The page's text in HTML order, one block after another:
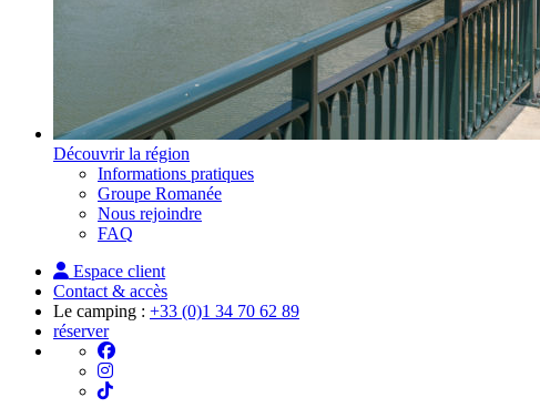
Découvrir la région
Informations pratiques
Groupe Romanée
Nous rejoindre
FAQ
Espace client
Contact & accès
Le camping : +33 (0)1 34 70 62 89
réserver